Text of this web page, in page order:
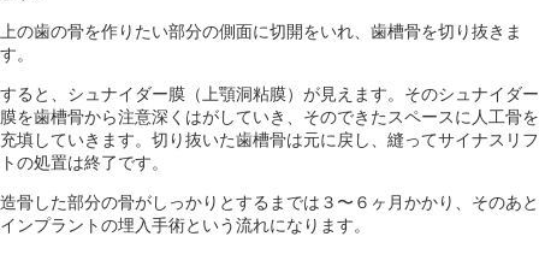
上の歯の骨を作りたい部分の側面に切開をいれ、歯槽骨を切り抜きま
す。
すると、シュナイダー膜（上顎洞粘膜）が見えます。そのシュナイダー
膜を歯槽骨から注意深くはがしていき、そのできたスペースに人工骨を
充填していきます。切り抜いた歯槽骨は元に戻し、縫ってサイナスリフ
トの処置は終了です。
造骨した部分の骨がしっかりとするまでは３〜６ヶ月かかり、そのあと
インプラントの埋入手術という流れになります。